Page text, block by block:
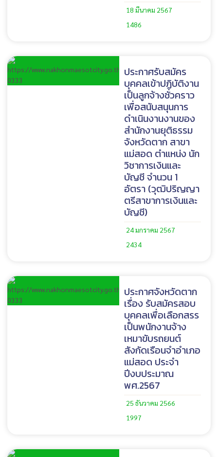
18 มีนาคม 2567
1486
ประกาศรับสมัคร
บุคคลเข้าปฏิบัติงาน
เป็นลูกจ้างชั่วคราว
เพื่อสนับสนุนการ
ดำเนินงานงานของ
สำนักงานยุติธรรม
จังหวัดตาก สาขา
แม่สอด ตำแหน่ง นัก
วิชาการเงินและ
บัญชี จำนวน 1
อัตรา (วุฒิปริญญา
ตรีสาขาการเงินและ
บัญชี)
24 มกราคม 2567
2434
ประกาศจังหวัดตาก
เรื่อง รับสมัครสอบ
บุคคลเพื่อเลือกสรร
เป็นพนักงานจ้าง
เหมาขับรถยนต์
สังกัดเรือนจำอำเภอ
แม่สอด ประจำ
ปีงบประมาณ
พศ.2567
25 ธันวาคม 2566
1997